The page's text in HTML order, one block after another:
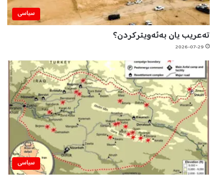
سیاسی
تەعریب یان بەئەویترکردن؟
2026-07-29
سیاسی